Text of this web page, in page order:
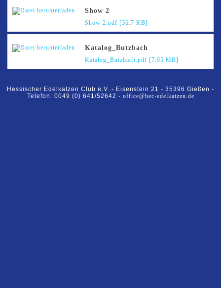
Show 2
Show 2.pdf [36.7 KB]
Katalog_Butzbach
Katalog_Butzbach.pdf [7.95 MB]
Hessischer Edelkatzen Club e.V. - Eisenstein 21 - 35396 Gießen -
Telefon: 0049 (0) 641/52642 - office@hec-edelkatzen.de